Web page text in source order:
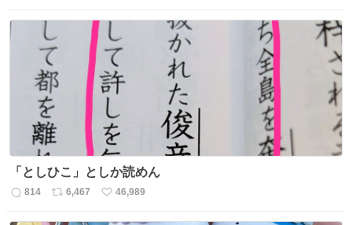
数
ス
ト
数
ね
数
「としひこ」としか読めん
返
814
リ
6,467
い
46,989